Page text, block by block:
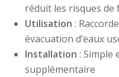
réduit les risques de
Utilisation :
évacuation d’eaux
Installation : Simple
supplémentaire